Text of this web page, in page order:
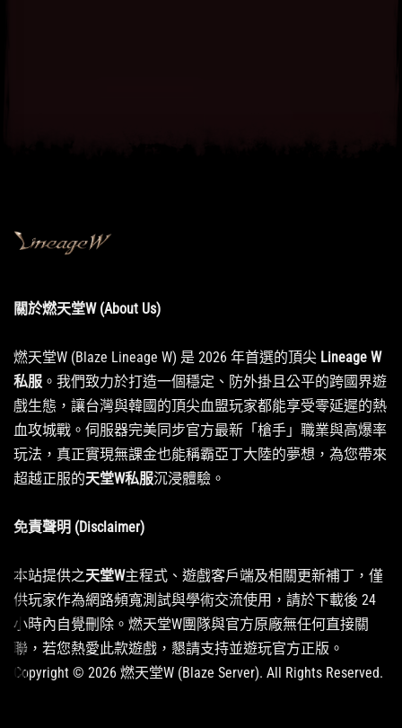
關於燃天堂W (About Us)
燃天堂W (Blaze Lineage W) 是 2026 年首選的頂尖 Lineage W
私服 。我們致力於打造一個穩定、防外掛且公平的跨國界遊
戲生態，讓台灣與韓國的頂尖血盟玩家都能享受零延遲的熱
血攻城戰。伺服器完美同步官方最新「槍手」職業與高爆率
玩法，真正實現無課金也能稱霸亞丁大陸的夢想，為您帶來
超越正服的天堂W私服沉浸體驗。
免責聲明 (Disclaimer)
本站提供之天堂W主程式、遊戲客戶端及相關更新補丁，僅
供玩家作為網路頻寬測試與學術交流使用，請於下載後 24
小時內自覺刪除。燃天堂W團隊與官方原廠無任何直接關
聯，若您熱愛此款遊戲，懇請支持並遊玩官方正版。
Copyright © 2026 燃天堂W (Blaze Server). All Rights Reserved.